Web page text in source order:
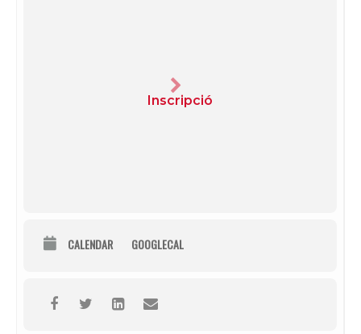
Inscripció
CALENDAR GOOGLECAL